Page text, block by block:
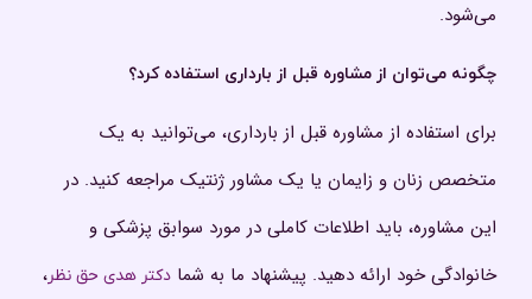
می‌شود.
چگونه می‌توان از مشاوره قبل از بارداری استفاده کرد؟
برای استفاده از مشاوره قبل از بارداری، می‌توانید به یک
متخصص زنان و زایمان یا یک مشاور ژنتیک مراجعه کنید. در
این مشاوره، باید اطلاعات کاملی در مورد سوابق پزشکی و
خانوادگی خود ارائه دهید. پیشنهاد ما به شما دکتر هدی حق نظر،